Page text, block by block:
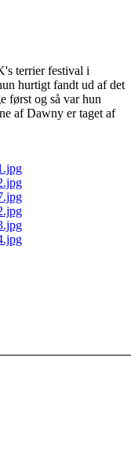
terrier festival i
hurtigt fandt ud af det
først og så var hun
af Dawny er taget af